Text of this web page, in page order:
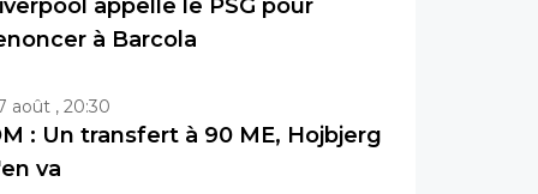
appelle le PSG pour
à Barcola
août , 20:30
: Un transfert à 90 ME, Hojbjerg
va